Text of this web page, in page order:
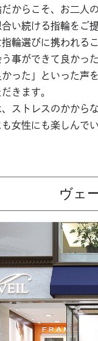
からこそ、お二人
い続ける指輪をご
輪選びに携われる
う事ができて良かっ
かった」といった声
きます。
、ストレスのかから
女性にも楽しんで
ヴェ